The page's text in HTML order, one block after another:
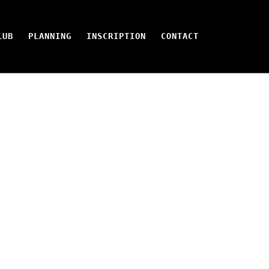
PLANNING INSCRIPTION CONTACT